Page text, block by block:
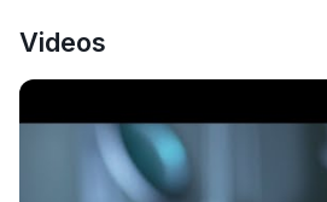
Videos